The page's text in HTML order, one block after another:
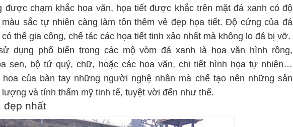
được chạm khắc hoa văn, họa tiết được khắc trên mặt đá xanh có độ
sắc tự nhiên càng làm tôn thêm vẻ đẹp họa tiết. Độ cứng của đá
thể gia công, chế tác các họa tiết tinh xảo nhất mà không lo đá bị vỡ.
dụng phổ biến trong các mộ vòm đá xanh là hoa văn hình rồng,
sen, bộ tứ quý, chữ, hoặc các hoa văn, chi tiết hình họa tự nhiên…
của bàn tay những người nghệ nhân mà chế tạo nên những sản
và tính thẩm mỹ tinh tế, tuyệt vời đến như thế.
đẹp nhất